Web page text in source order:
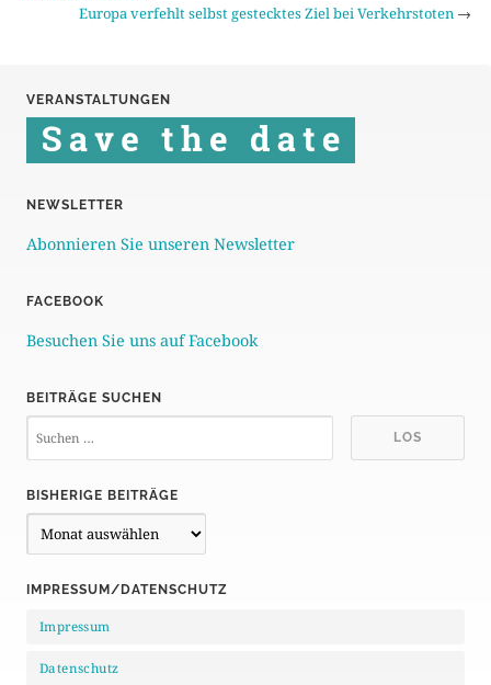
Europa verfehlt selbst gestecktes Ziel bei Verkehrstoten →
VERANSTALTUNGEN
NEWSLETTER
Abonnieren Sie unseren Newsletter
FACEBOOK
Besuchen Sie uns auf Facebook
BEITRÄGE SUCHEN
BISHERIGE BEITRÄGE
h
IMPRESSUM/DATENSCHUTZ
Impressum
Datenschutz